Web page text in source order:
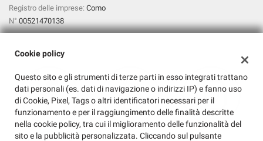
Registro delle imprese: Como
N° 00521470138
Cookie policy
Questo sito e gli strumenti di terze parti in esso integrati trattano
dati personali (es. dati di navigazione o indirizzi IP) e fanno uso
di Cookie, Pixel, Tags o altri identificatori necessari per il
funzionamento e per il raggiungimento delle finalità descritte
nella cookie policy, tra cui il miglioramento delle funzionalità del
sito e la pubblicità personalizzata. Cliccando sul pulsante